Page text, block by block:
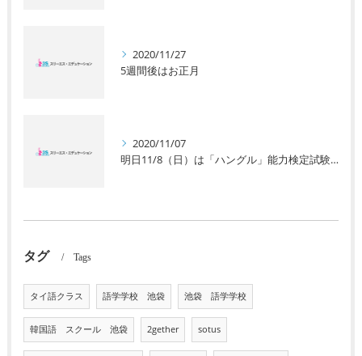
2020/11/27
5週間後はお正月
2020/11/07
明日11/8（日）は「ハングル」能力検定試験です。
タグ Tags
タイ語クラス 語学学校 池袋 池袋 語学学校
韓国語 スクール 池袋 2gether sotus